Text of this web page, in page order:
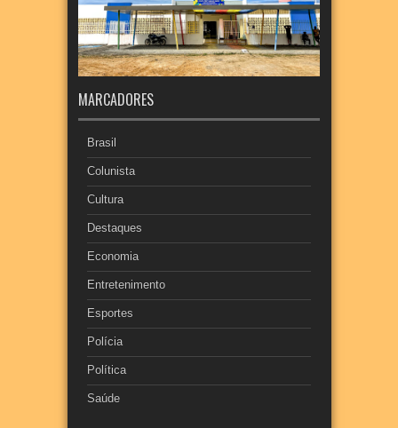
MARCADORES
Brasil
Colunista
Cultura
Destaques
Economia
Entretenimento
Esportes
Polícia
Política
Saúde